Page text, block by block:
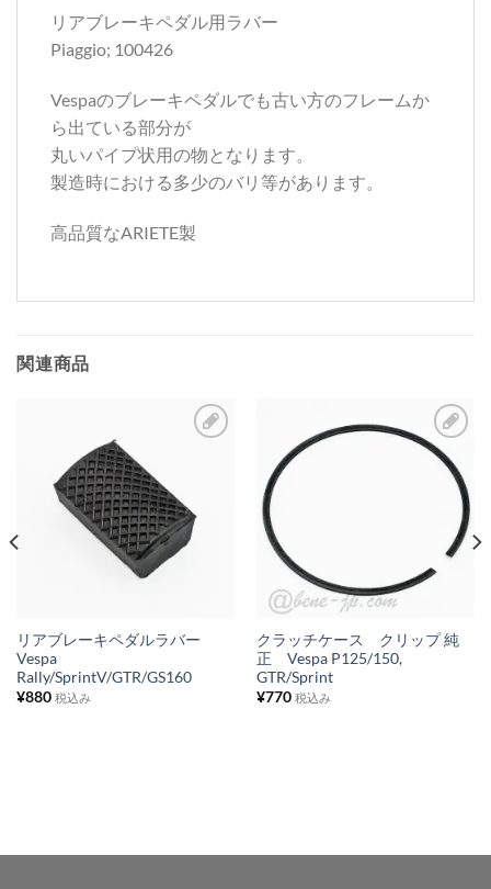
リアブレーキペダル用ラバー
Piaggio; 100426
Vespaのブレーキペダルでも古い方のフレームか
ら出ている部分が
丸いパイプ状用の物となります。
製造時における多少のバリ等があります。
高品質なARIETE製
関連商品
に
入
ス
リアブレーキペダルラバー
Vespa
Rally/SprintV/GTR/GS160
¥880 税込み
お
り
ス
クラッチケース クリップ 純
正 Vespa P125/150,
GTR/Sprint
¥770 税込み